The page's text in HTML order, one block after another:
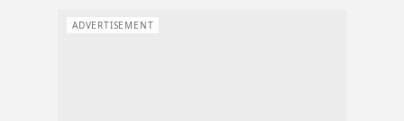
ADVERTISEMENT